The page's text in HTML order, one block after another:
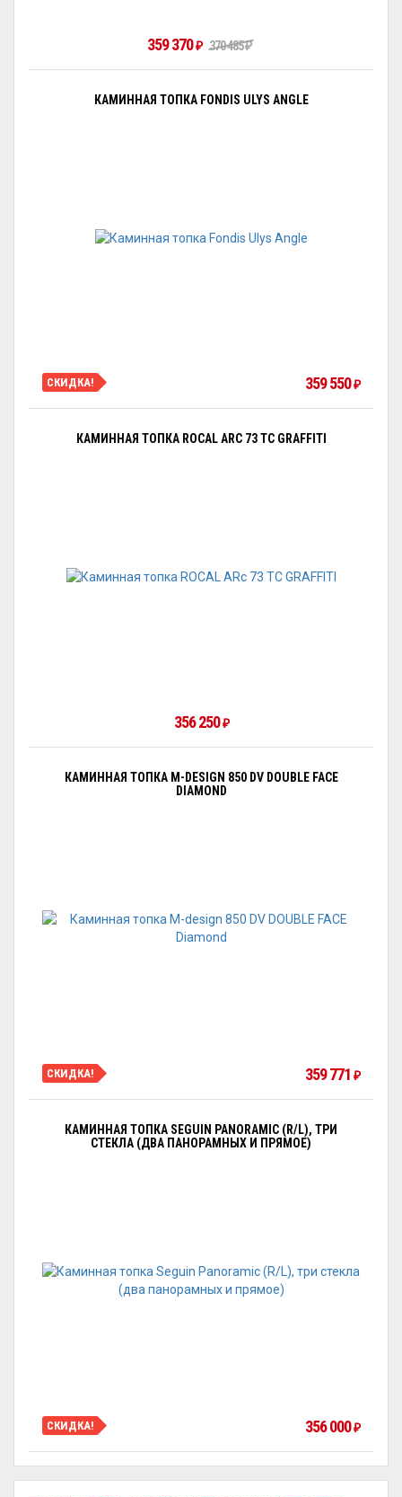
359 370₽ 370 485₽
КАМИННАЯ ТОПКА FONDIS ULYS ANGLE
СКИДКА! 359 550₽
КАМИННАЯ ТОПКА ROCAL ARC 73 TC GRAFFITI
356 250₽
КАМИННАЯ ТОПКА M-DESIGN 850 DV DOUBLE FACE
DIAMOND
СКИДКА! 359 771 ₽
КАМИННАЯ ТОПКА SEGUIN PANORAMIC (R/L), ТРИ
СТЕКЛА (ДВА ПАНОРАМНЫХ И ПРЯМОЕ)
СКИДКА! 356 000₽